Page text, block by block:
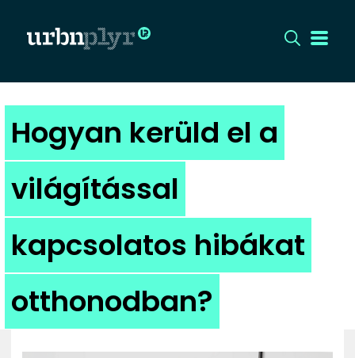
CÍMLAP
DIZÁJN
DIVAT
HIP
KULT
UTCA
Hogyan kerüld el a
világítással
kapcsolatos hibákat
otthonodban?